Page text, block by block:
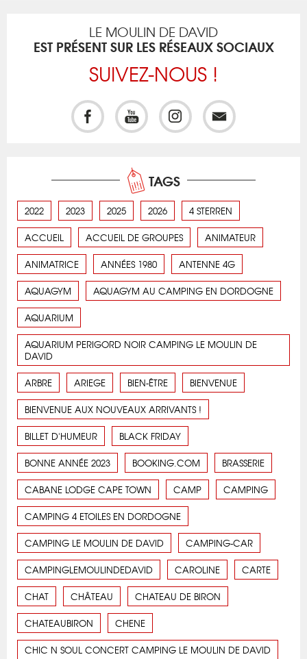
LE MOULIN DE DAVID
EST PRÉSENT SUR LES RÉSEAUX SOCIAUX
SUIVEZ-NOUS !
TAGS
2022 2023 2025 2026 4 STERREN
ACCUEIL ACCUEIL DE GROUPES ANIMATEUR
ANIMATRICE ANNÉES 1980 ANTENNE 4G
AQUAGYM AQUAGYM AU CAMPING EN DORDOGNE
AQUARIUM
AQUARIUM PERIGORD NOIR CAMPING LE MOULIN DE
DAVID
ARBRE ARIEGE BIEN-ÊTRE BIENVENUE
BIENVENUE AUX NOUVEAUX ARRIVANTS !
BILLET D'HUMEUR BLACK FRIDAY
BONNE ANNÉE 2023 BOOKING.COM BRASSERIE
CABANE LODGE CAPE TOWN CAMP CAMPING
CAMPING 4 ETOILES EN DORDOGNE
CAMPING LE MOULIN DE DAVID CAMPING-CAR
CAMPINGLEMOULINDEDAVID CAROLINE CARTE
CHAT CHÂTEAU CHATEAU DE BIRON
CHATEAUBIRON CHENE
CHIC N SOUL CONCERT CAMPING LE MOULIN DE DAVID